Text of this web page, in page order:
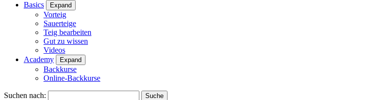
Basics
Expand
Vorteig
Sauerteige
Teig bearbeiten
Gut zu wissen
Videos
Academy
Expand
Backkurse
Online-Backkurse
Suchen nach: